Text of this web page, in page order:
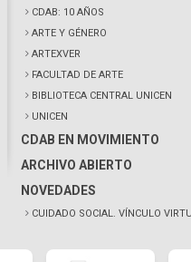
CDAB: 10 AÑOS
ARTE Y GÉNERO
ARTEXVER
FACULTAD DE ARTE
BIBLIOTECA CENTRAL UNICEN
UNICEN
CDAB EN MOVIMIENTO
ARCHIVO ABIERTO
NOVEDADES
CUIDADO SOCIAL. VÍNCULO